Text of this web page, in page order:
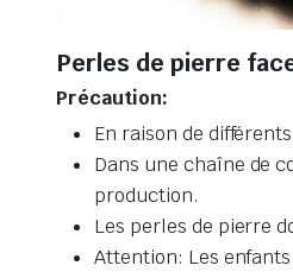
Perles de pierre
Précaution:
En raison de
Dans une chaîne de
production.
Les perles de pierre
Attention: Les